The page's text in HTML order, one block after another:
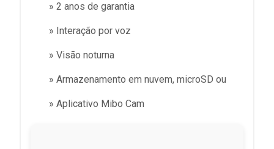
» 2 anos de garantia
» Interação por voz
» Visão noturna
» Armazenamento em nuvem, microSD ou
» Aplicativo Mibo Cam